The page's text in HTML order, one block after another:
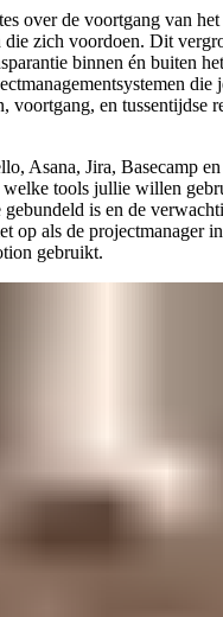
over de voortgang van
die zich voordoen. Dit
binnen én buiten
die
voortgang, en tussentijdse
Asana, Jira, Basecamp
welke tools jullie willen
is en de
op als de projectmanager
gebruikt.